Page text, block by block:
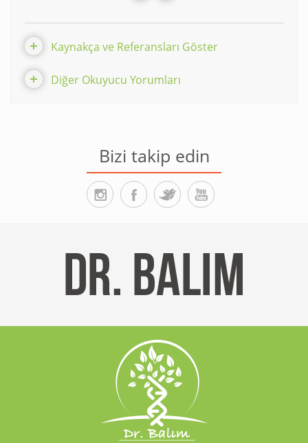
Kaynakça ve Referansları Göster
Diğer Okuyucu Yorumları
Bizi takip edin